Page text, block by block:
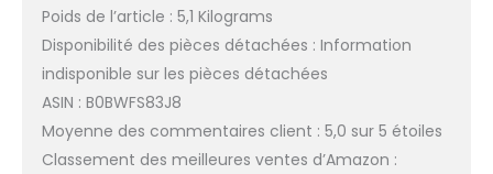
Poids de l’article : 5,1 Kilograms
Disponibilité des pièces détachées : Information
indisponible sur les pièces détachées
ASIN : B0BWFS83J8
Moyenne des commentaires client : 5,0 sur 5 étoiles
Classement des meilleures ventes d’Amazon :